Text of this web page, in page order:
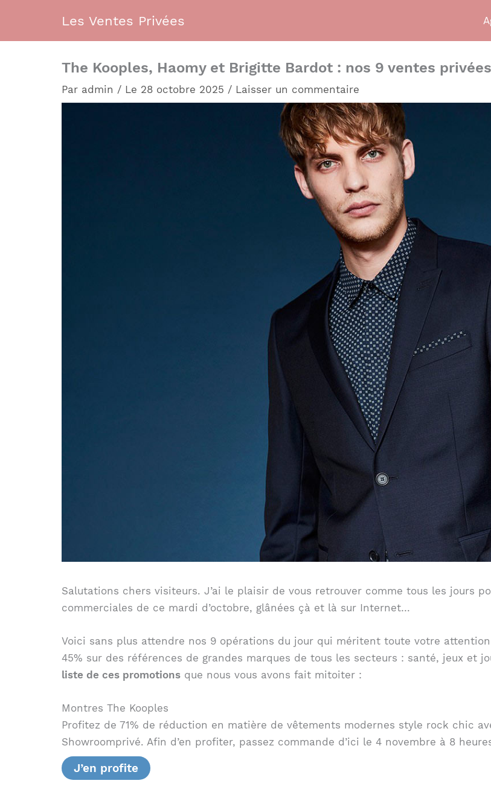
contenu
Les Ventes Privées
The Kooples, Haomy et Brigitte Bardot : nos 9 ventes
Par admin / Le 28 octobre 2025 / Laisser un commentaire
Salutations chers visiteurs. J’ai le plaisir de vous retrouver comme tous les jours
commerciales de ce mardi d’octobre, glânées çà et là sur Internet…
Voici sans plus attendre nos 9 opérations du jour qui méritent toute votre
45% sur des références de grandes marques de tous les secteurs : santé, jeux et
liste de ces promotions que nous vous avons fait mitoiter :
Montres The Kooples
Profitez de 71% de réduction en matière de vêtements modernes style rock chic
Showroomprivé. Afin d’en profiter, passez commande d’ici le 4 novembre à 8
J’en profite